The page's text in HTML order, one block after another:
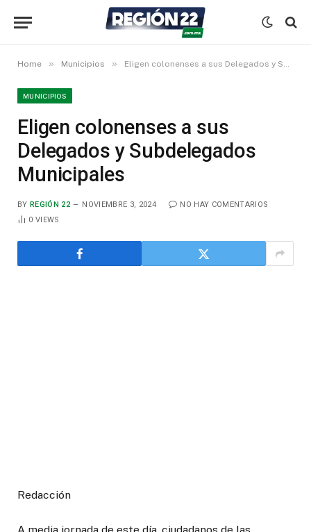
Home » Municipios » Eligen colonenses a sus Delegados y Subdelegados Municipales
MUNICIPIOS
Eligen colonenses a sus
Delegados y Subdelegados
Municipales
BY REGIÓN 22 NOVIEMBRE 3, 2024
NO HAY COMENTARIOS
0VIEWS
Redacción